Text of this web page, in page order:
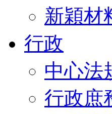
新穎材
行政
中心法
行政庶